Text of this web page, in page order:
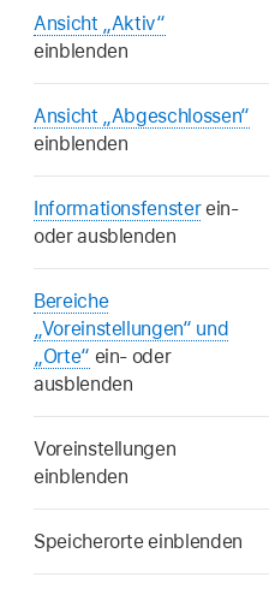
Ansicht „Aktiv“
einblenden
Ansicht „Abgeschlossen“
einblenden
Informationsfensterein-
oder ausblenden
Bereiche
„Voreinstellungen“ und
„Orte“ ein- oder
ausblenden
Voreinstellungen
einblenden
Speicherorte einblenden